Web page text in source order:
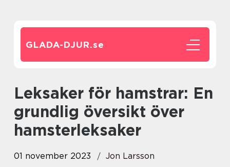
GLADA-DJUR.se
Leksaker för hamstrar: En
grundlig översikt över
hamsterleksaker
01 november 2023
Jon Larsson